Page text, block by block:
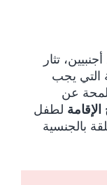
تثار
التي يجب
لمحة عن
لطفل
بالجنسية